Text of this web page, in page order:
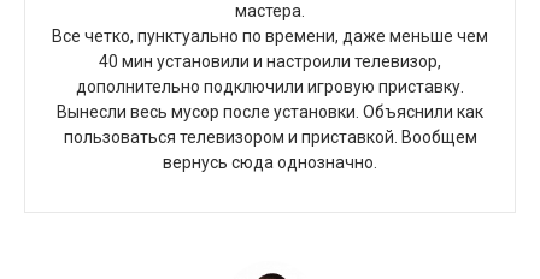
мастера.
Все четко, пунктуально по времени, даже меньше чем
40 мин установили и настроили телевизор,
дополнительно подключили игровую приставку.
Вынесли весь мусор после установки. Объяснили как
пользоваться телевизором и приставкой. Вообщем
вернусь сюда однозначно.